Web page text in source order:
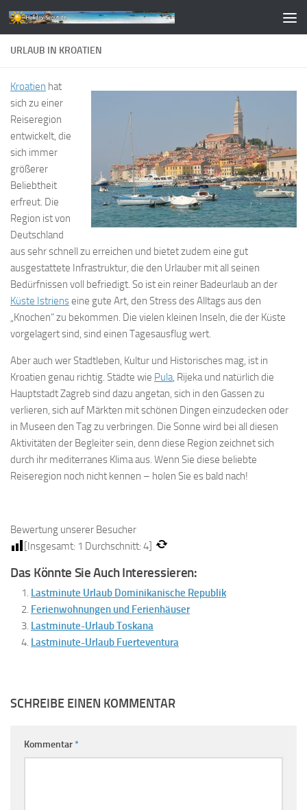
Zum Inhalt springen
URLAUB IN KROATIEN
Kroatien hat
sich zu einer
Reiseregion
entwickelt, die
sich immer
größerer
Beliebtheit
erfreut. Die
Region ist von
Deutschland
aus sehr schnell zu erreichen und bietet zudem eine gut
ausgestattete Infrastruktur, die den Urlauber mit all seinen
Bedürfnissen voll befriedigt. So ist ein reiner Badeurlaub an der
Küste Istrienseine gute Art, den Stress des Alltags aus den
„Knochen“ zu bekommen. Die vielen kleinen Inseln, die der Küste
vorgelagert sind, sind einen Tagesausflug wert.
Aber auch wer Stadtleben, Kultur und Historisches mag, ist in
Kroatien genau richtig. Städte wie Pula, Rijeka und natürlich die
Hauptstadt Zagreb sind dazu angetan, sich in den Gassen zu
verlieren, sich auf Märkten mit schönen Dingen einzudecken oder
in Museen den Tag zu verbringen. Die Sonne wird bei all diesen
Aktivitäten der Begleiter sein, denn diese Region zeichnet sich
durch ihr mediterranes Klima aus. Wenn Sie diese beliebte
Reiseregion noch nicht kennen – holen Sie es bald nach!
Bewertung unserer Besucher
[Insgesamt: 1 Durchschnitt: 4]
Das Könnte Sie Auch Interessieren:
Lastminute Urlaub Dominikanische Republik
Ferienwohnungen und Ferienhäuser
Lastminute-Urlaub Toskana
Lastminute-Urlaub Fuerteventura
SCHREIBE EINEN KOMMENTAR
Kommentar*